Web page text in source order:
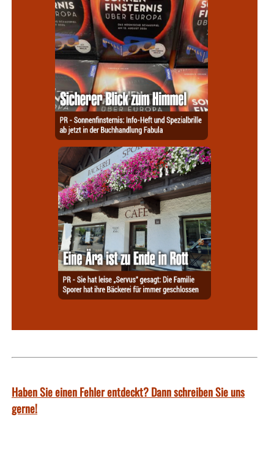
Haben Sie einen Fehler entdeckt? Dann schreiben Sie uns
gerne!